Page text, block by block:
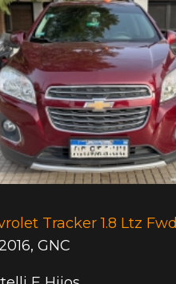
Tracker 1.8 Ltz Fwd
, GNC